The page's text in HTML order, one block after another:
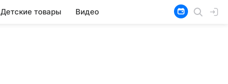
Детские товары Видео